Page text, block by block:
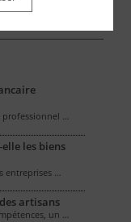
professionnel …
les biens
entreprises …
artisans
un …